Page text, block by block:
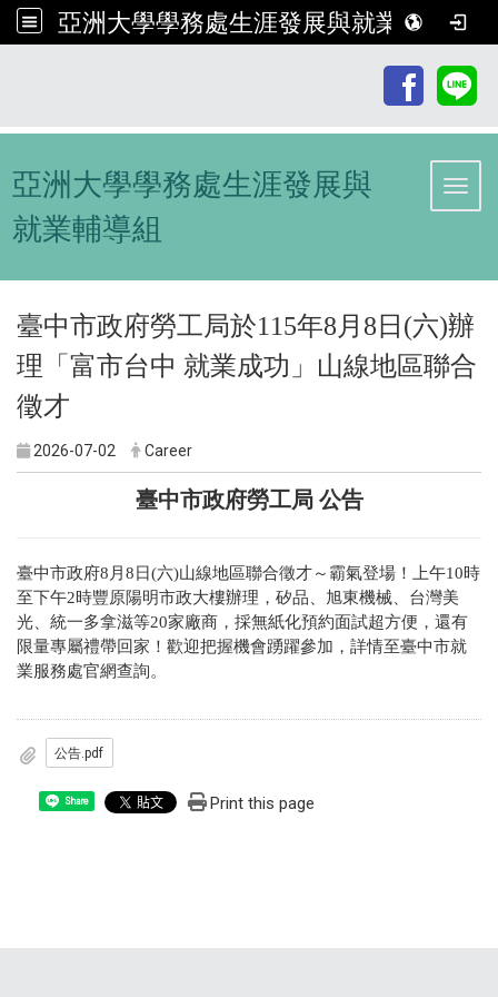
亞洲大學學務處生涯發展與就業輔導組
亞洲大學學務處生涯發展與
就業輔導組
臺中市政府勞工局於115年8月8日(六)辦
理「富市台中 就業成功」山線地區聯合
徵才
2026-07-02 Career
臺中市政府勞工局 公告
臺中市政府8月8日(六)山線地區聯合徵才～霸氣登場！上午10時
至下午2時豐原陽明市政大樓辦理，矽品、旭東機械、台灣美
光、統一多拿滋等20家廠商，採無紙化預約面試超方便，還有
限量專屬禮帶回家！歡迎把握機會踴躍參加，詳情至臺中市就
業服務處官網查詢。
公告.pdf
Share Print this page